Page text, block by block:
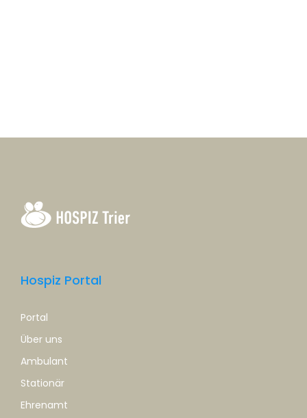
Hospiz Portal
Portal
Über uns
Ambulant
Stationär
Ehrenamt